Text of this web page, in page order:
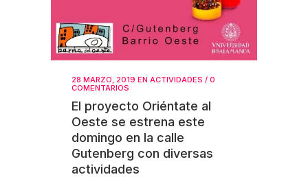
28 MARZO, 2019 EN ACTIVIDADES / 0
COMENTARIOS
El proyecto Oriéntate al
Oeste se estrena este
domingo en la calle
Gutenberg con diversas
actividades